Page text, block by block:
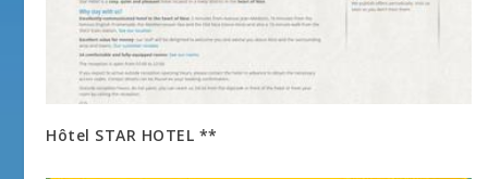
Hôtel STAR HOTEL **